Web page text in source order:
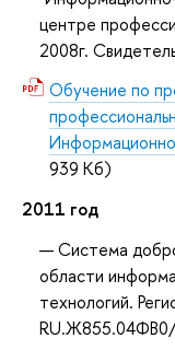
центре
2008г.
Обучение по
939 Кб)
2011 год
Система
области
технологий.